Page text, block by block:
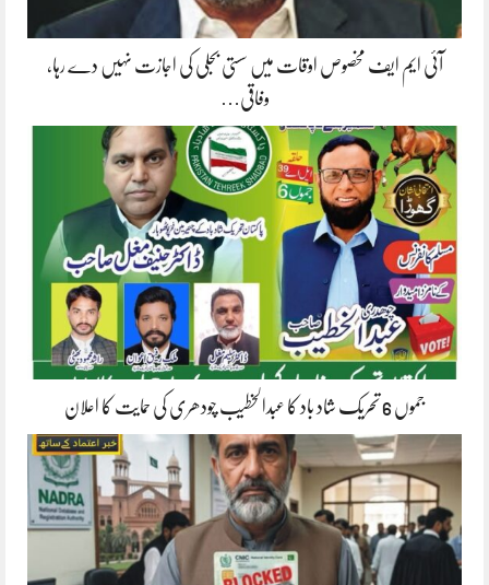
آئی ایم ایف مخصوص اوقات میں سستی بجلی کی اجازت نہیں دے رہا،
وفاقی…
جموں 6 تحریک شاد باد کا عبدالخطیب چودھری کی حمایت کا اعلان